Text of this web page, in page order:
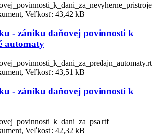
Veľkosť: 43,42 kB
- zániku daňovej povinnosti k
automaty
Veľkosť: 43,51 kB
- zániku daňovej povinnosti k
Veľkosť: 42,32 kB